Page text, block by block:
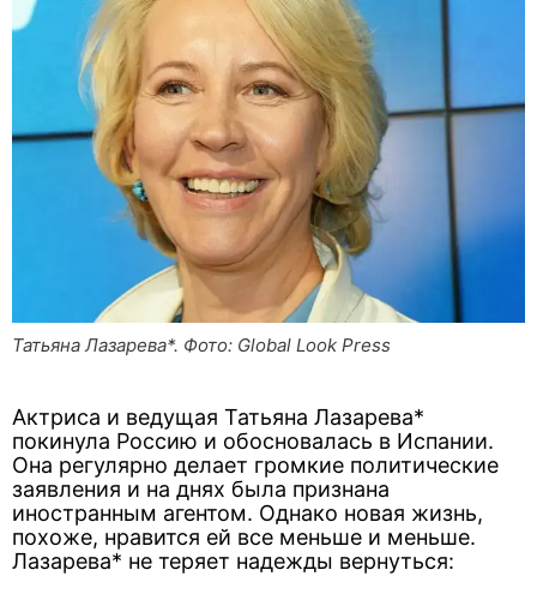
Татьяна Лазарева*. Фото: Global Look Press
Актриса и ведущая Татьяна Лазарева*
покинула Россию и обосновалась в Испании.
Она регулярно делает громкие политические
заявления и на днях была признана
иностранным агентом. Однако новая жизнь,
похоже, нравится ей все меньше и меньше.
Лазарева* не теряет надежды вернуться: